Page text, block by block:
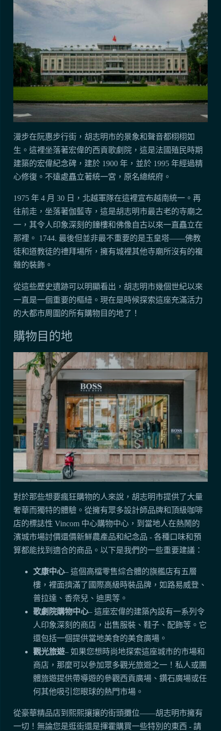
漫步在阮惠步行街，胡志明市的景象和聲音都栩栩如
生。這裡坐落著宏偉的西貢歌劇院，這是法國殖民時期
建築的宏偉紀念碑，建於 1900 年，並於 1995 年經過精
心修復。不遠處矗立著統一宮，原名總統府。
1975 年 4 月 30 日，北越軍隊在這裡宣布越南統一。再
往前走，坐落著伽藍寺，這是胡志明市最古老的寺廟之
一，其令人印象深刻的鐘樓和佛像自古以來一直矗立在
那裡。 1744. 最後但並非最不重要的是玉皇塔——佛教
徒和道教徒的禮拜場所，擁有城裡其他寺廟所沒有的複
雜的裝飾。
從這些歷史遺跡可以明顯看出，胡志明市幾個世紀以來
一直是一個重要的樞紐。現在是時候探索這座充滿活力
的大都市周圍的所有購物目的地了！
購物目的地
對於那些想要瘋狂購物的人來說，胡志明市提供了大量
奢華而獨特的體驗。從擁有眾多設計師品牌和頂級咖啡
店的標誌性 Vincom 中心購物中心，到當地人在熱鬧的
濱城市場討價還價新鮮農產品和紀念品 - 各種口味和預
算都能找到適合的商品。以下是我們的一些重要建議：
文康中心– 這個高檔零售綜合體的旗艦店有五層
樓，裡面擠滿了國際高級時裝品牌，如路易威登、
普拉達、香奈兒、迪奧等。
歌劇院購物中心– 這座宏偉的建築內設有一系列令
人印象深刻的商店，出售服裝、鞋子、配飾等。它
還包括一個提供當地美食的美食廣場。
觀光旅遊– 如果您想時尚地探索這座城市的市場和
商店，那麼可以參加眾多觀光旅遊之一！私人或團
體旅遊提供帶導遊的參觀西貢廣場、鑽石廣場或任
何其他吸引您眼球的熱門市場。
從豪華精品店到熙熙攘攘的街頭攤位——胡志明市擁有
一切！無論您是逛街還是揮霍購買一些特別的東西 - 請